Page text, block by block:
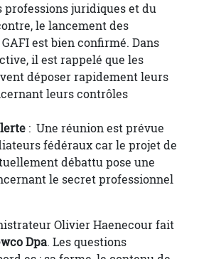
professions juridiques et du
le lancement des
est bien confirmé. Dans
il est rappelé que les
déposer rapidement leurs
leurs contrôles
: Une réunion est prévue
fédéraux car le projet de
débattu pose une
le secret professionnel
Olivier Haenecour fait
Dpa. Les questions